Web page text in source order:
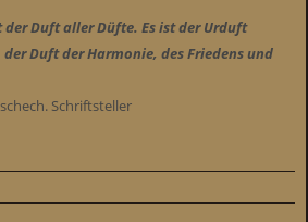
der Duft aller Düfte. Es ist der Urduft
der Duft der Harmonie, des Friedens und
Schriftsteller